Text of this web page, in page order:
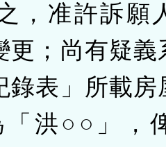
，准許訴願
更；尚有疑義
錄表」所載房
「洪○○」，